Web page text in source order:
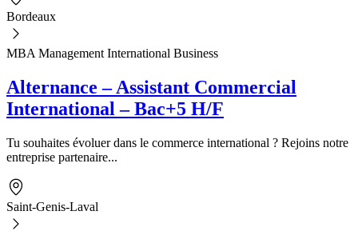
Bordeaux
MBA Management International Business
Alternance – Assistant Commercial
International – Bac+5 H/F
Tu souhaites évoluer dans le commerce international ? Rejoins notre
entreprise partenaire...
Saint-Genis-Laval